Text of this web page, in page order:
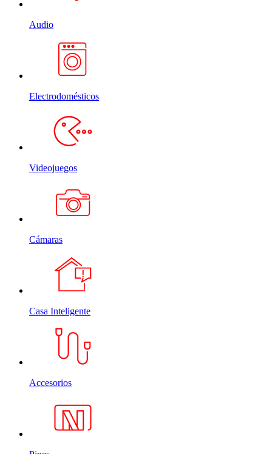
Audio
Electrodomésticos
Videojuegos
Cámaras
Casa Inteligente
Accesorios